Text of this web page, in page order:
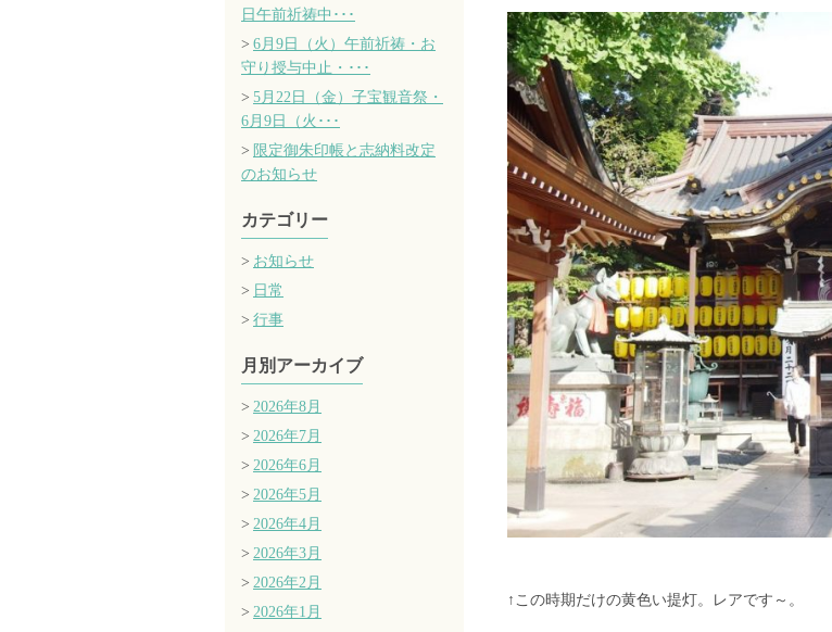
↑この時期だけの黄色い提灯。レアです～。
日午前祈祷中･･･
6月9日（火）午前祈祷・お
守り授与中止・･･･
5月22日（金）子宝観音祭・
6月9日（火･･･
限定御朱印帳と志納料改定
のお知らせ
カテゴリー
お知らせ
日常
行事
月別アーカイブ
2026年8月
2026年7月
2026年6月
2026年5月
2026年4月
2026年3月
2026年2月
2026年1月